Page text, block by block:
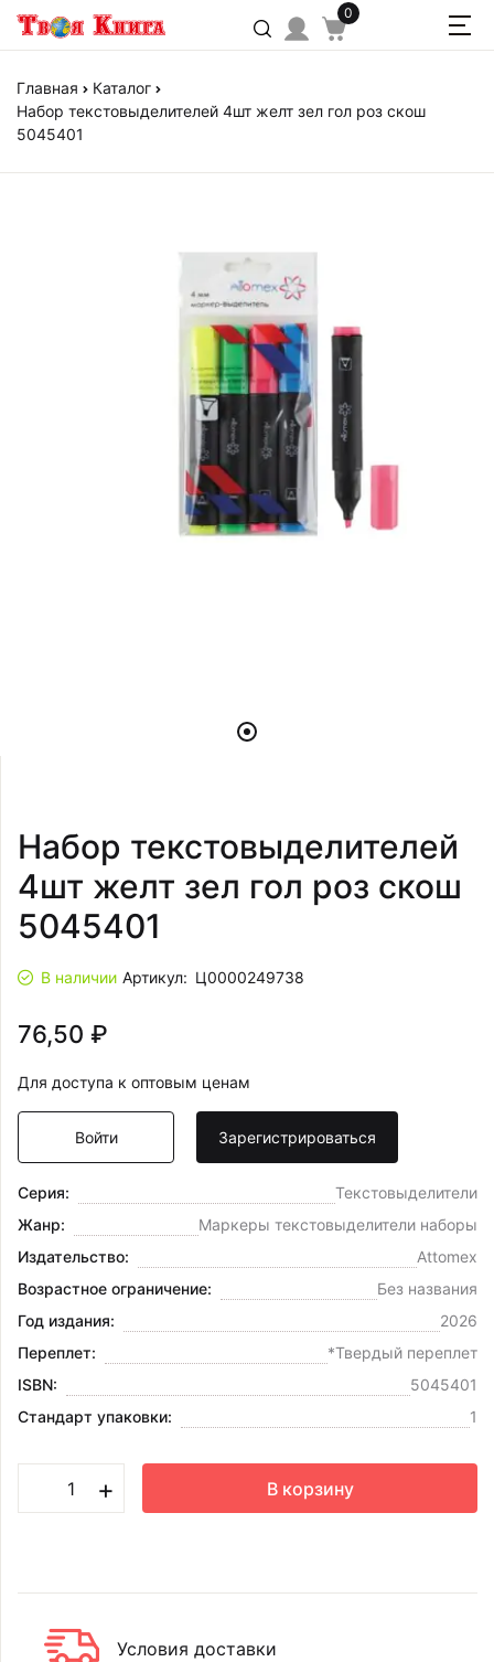
0
Главная
Каталог
Набор текстовыделителей 4шт желт зел гол роз скош
5045401
Набор текстовыделителей
4шт желт зел гол роз скош
5045401
В наличии Артикул: Ц0000249738
76,50 ₽
Для доступа к оптовым ценам
Войти Зарегистрироваться
Серия:
Текстовыделители
Жанр:
Маркеры текстовыделители наборы
Издательство:
Attomex
Возрастное ограничение:
Без названия
Год издания:
2026
Переплет:
*Твердый переплет
ISBN:
5045401
Стандарт упаковки:
1
+ В корзину
Условия доставки